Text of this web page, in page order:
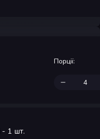
Порції:
- 1 шт.